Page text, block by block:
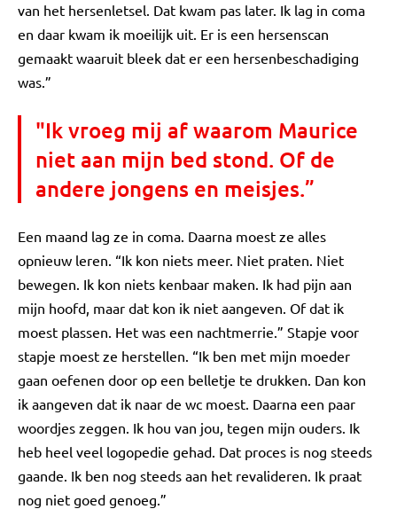
van het hersenletsel. Dat kwam pas later. Ik lag in coma
en daar kwam ik moeilijk uit. Er is een hersenscan
gemaakt waaruit bleek dat er een hersenbeschadiging
was.”
"Ik vroeg mij af waarom Maurice
niet aan mijn bed stond. Of de
andere jongens en meisjes.”
Een maand lag ze in coma. Daarna moest ze alles
opnieuw leren. “Ik kon niets meer. Niet praten. Niet
bewegen. Ik kon niets kenbaar maken. Ik had pijn aan
mijn hoofd, maar dat kon ik niet aangeven. Of dat ik
moest plassen. Het was een nachtmerrie.” Stapje voor
stapje moest ze herstellen. “Ik ben met mijn moeder
gaan oefenen door op een belletje te drukken. Dan kon
ik aangeven dat ik naar de wc moest. Daarna een paar
woordjes zeggen. Ik hou van jou, tegen mijn ouders. Ik
heb heel veel logopedie gehad. Dat proces is nog steeds
gaande. Ik ben nog steeds aan het revalideren. Ik praat
nog niet goed genoeg.”